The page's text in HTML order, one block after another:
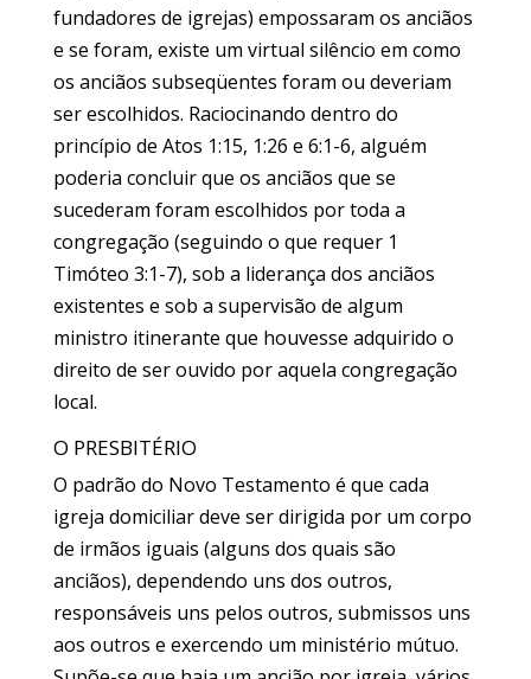
fundadores de igrejas) empossaram os anciãos
e se foram, existe um virtual silêncio em como
os anciãos subseqüentes foram ou deveriam
ser escolhidos. Raciocinando dentro do
princípio de Atos 1:15, 1:26 e 6:1-6, alguém
poderia concluir que os anciãos que se
sucederam foram escolhidos por toda a
congregação (seguindo o que requer 1
Timóteo 3:1-7), sob a liderança dos anciãos
existentes e sob a supervisão de algum
ministro itinerante que houvesse adquirido o
direito de ser ouvido por aquela congregação
local.
O PRESBITÉRIO
O padrão do Novo Testamento é que cada
igreja domiciliar deve ser dirigida por um corpo
de irmãos iguais (alguns dos quais são
anciãos), dependendo uns dos outros,
responsáveis uns pelos outros, submissos uns
aos outros e exercendo um ministério mútuo.